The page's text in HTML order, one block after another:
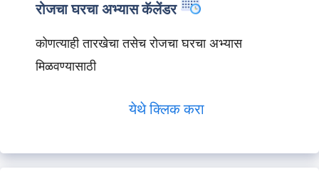
रोजचा घरचा अभ्यास कॅलेंडर
कोणत्याही तारखेचा तसेच रोजचा घरचा अभ्यास
मिळवण्यासाठी
येथे क्लिक करा